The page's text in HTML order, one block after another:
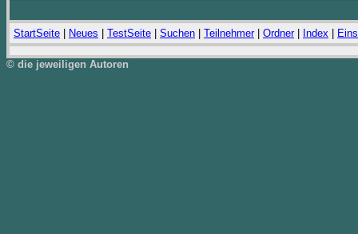
StartSeite Neues TestSeite Suchen Teilnehmer| Ordner| Index
© die jeweiligen Autoren